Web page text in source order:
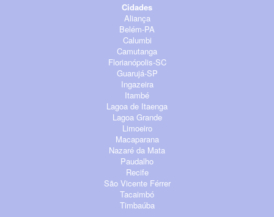
Cidades
Aliança
Belém-PA
Calumbi
Camutanga
Florianópolis-SC
Guarujá-SP
Ingazeira
Itambé
Lagoa de Itaenga
Lagoa Grande
Limoeiro
Macaparana
Nazaré da Mata
Paudalho
Recife
São Vicente Férrer
Tacaimbó
Timbaúba